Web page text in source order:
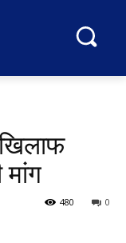
मांग
0
480